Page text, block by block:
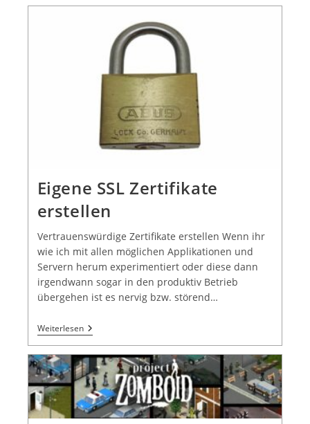
Eigene SSL Zertifikate
erstellen
Vertrauenswürdige Zertifikate erstellen Wenn ihr
wie ich mit allen möglichen Applikationen und
Servern herum experimentiert oder diese dann
irgendwann sogar in den produktiv Betrieb
übergehen ist es nervig bzw. störend…
Weiterlesen